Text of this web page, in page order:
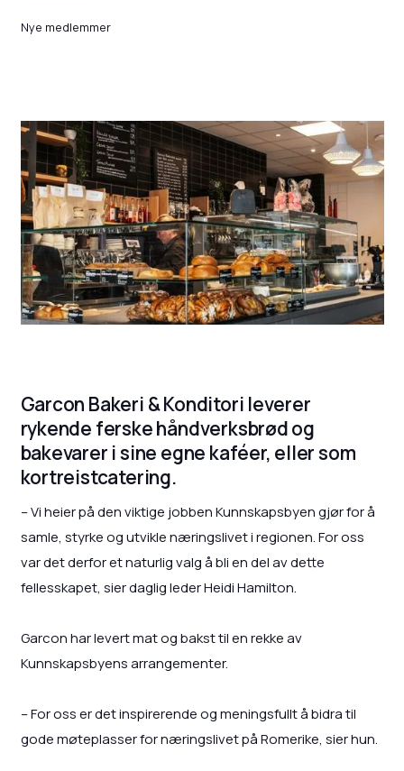
Nye medlemmer
Garcon Bakeri & Konditori leverer
rykende ferske håndverksbrød og
bakevarer i sine egne kaféer, eller som
kortreistcatering.
– Vi heier på den viktige jobben Kunnskapsbyen gjør for å
samle, styrke og utvikle næringslivet i regionen. For oss
var det derfor et naturlig valg å bli en del av dette
fellesskapet, sier daglig leder Heidi Hamilton.
Garcon har levert mat og bakst til en rekke av
Kunnskapsbyens arrangementer.
– For oss er det inspirerende og meningsfullt å bidra til
gode møteplasser for næringslivet på Romerike, sier hun.